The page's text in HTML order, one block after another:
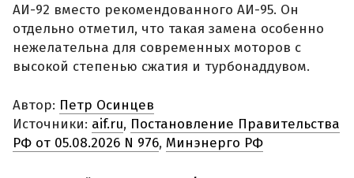
АИ-92 вместо рекомендованного АИ-95. Он
отдельно отметил, что такая замена особенно
нежелательна для современных моторов с
высокой степенью сжатия и турбонаддувом.
Автор: Петр Осинцев
Источники: aif.ru, Постановление Правительства
РФ от 05.08.2026 N 976, Минэнерго РФ